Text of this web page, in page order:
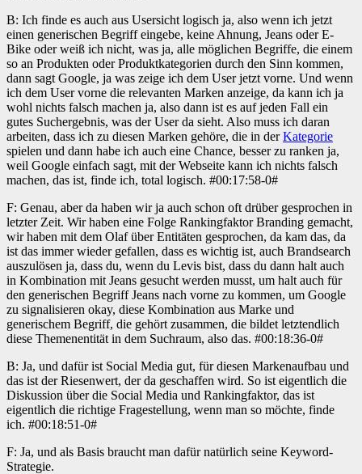
B: Ich finde es auch aus Usersicht logisch ja, also wenn ich jetzt
einen generischen Begriff eingebe, keine Ahnung, Jeans oder E-
Bike oder weiß ich nicht, was ja, alle möglichen Begriffe, die einem
so an Produkten oder Produktkategorien durch den Sinn kommen,
dann sagt Google, ja was zeige ich dem User jetzt vorne. Und wenn
ich dem User vorne die relevanten Marken anzeige, da kann ich ja
wohl nichts falsch machen ja, also dann ist es auf jeden Fall ein
gutes Suchergebnis, was der User da sieht. Also muss ich daran
arbeiten, dass ich zu diesen Marken gehöre, die in derKategorie
spielen und dann habe ich auch eine Chance, besser zu ranken ja,
weil Google einfach sagt, mit der Webseite kann ich nichts falsch
machen, das ist, finde ich, total logisch. #00:17:58-0#
F: Genau, aber da haben wir ja auch schon oft drüber gesprochen in
letzter Zeit. Wir haben eine Folge Rankingfaktor Branding gemacht,
wir haben mit dem Olaf über Entitäten gesprochen, da kam das, da
ist das immer wieder gefallen, dass es wichtig ist, auch Brandsearch
auszulösen ja, dass du, wenn du Levis bist, dass du dann halt auch
in Kombination mit Jeans gesucht werden musst, um halt auch für
den generischen Begriff Jeans nach vorne zu kommen, um Google
zu signalisieren okay, diese Kombination aus Marke und
generischem Begriff, die gehört zusammen, die bildet letztendlich
diese Themenentität in dem Suchraum, also das. #00:18:36-0#
B: Ja, und dafür ist Social Media gut, für diesen Markenaufbau und
das ist der Riesenwert, der da geschaffen wird. So ist eigentlich die
Diskussion über die Social Media und Rankingfaktor, das ist
eigentlich die richtige Fragestellung, wenn man so möchte, finde
ich. #00:18:51-0#
F: Ja, und als Basis braucht man dafür natürlich seine Keyword-
Strategie.